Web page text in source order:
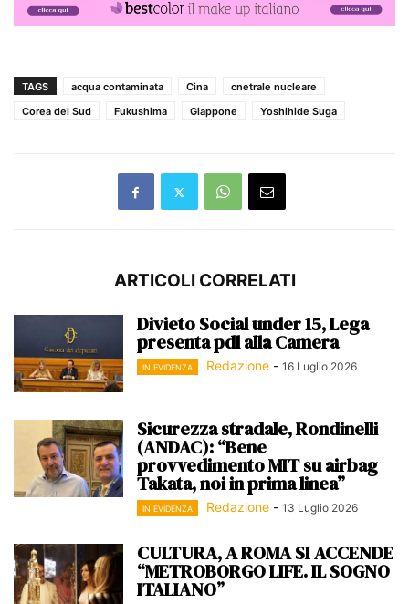
TAGS acqua contaminata Cina
cnetrale nucleare
Corea del Sud
Fukushima Giappone Yoshihide Suga
ARTICOLI CORRELATI
Divieto Social under 15, Lega
presenta pdl alla Camera
IN EVIDENZA Redazione - 16 Luglio 2026
Sicurezza stradale, Rondinelli
(ANDAC): “Bene
provvedimento MIT su airbag
Takata, noi in prima linea”
IN EVIDENZA Redazione - 13 Luglio 2026
CULTURA, A ROMA SI ACCENDE
“METROBORGO LIFE. IL SOGNO
ITALIANO”